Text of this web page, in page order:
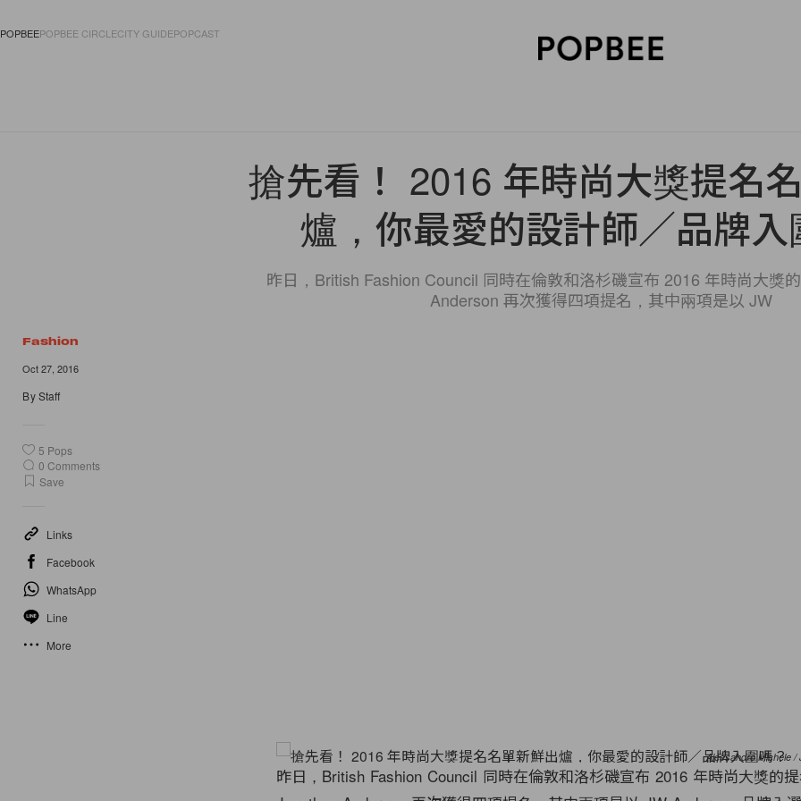
POPBEEPOPBEE CIRCLECITY GUIDEPOPCAST
搶先看！ 2016 年時尚大獎提名
爐，你最愛的設計師／品牌入
昨日，British Fashion Council 同時在倫敦和洛杉磯宣布 2016 年時尚大獎
Anderson 再次獲得四項提名，其中兩項是以 JW
Fashion
Oct 27, 2016
ByStaff
5 Pops
0 Comments
Save
Links
Facebook
WhatsApp
Line
More
Alessandro Michele /
昨日，British Fashion Council 同時在倫敦和洛杉磯宣布 2016 年時尚大獎的提